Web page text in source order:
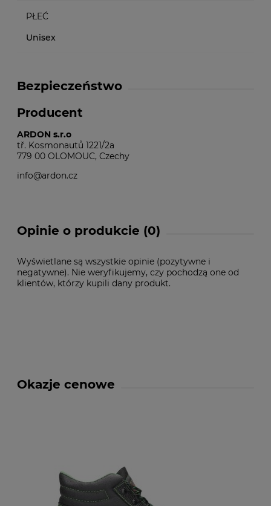
PŁEĆ
Unisex
Bezpieczeństwo
Producent
ARDON s.r.o
tř. Kosmonautů 1221/2a
779 00 OLOMOUC, Czechy
info@ardon.cz
Opinie o produkcie (0)
Wyświetlane są wszystkie opinie (pozytywne i
negatywne). Nie weryfikujemy, czy pochodzą one od
klientów, którzy kupili dany produkt.
Okazje cenowe